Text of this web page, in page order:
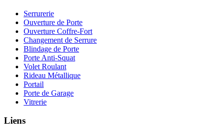
Serrurerie
Ouverture de Porte
Ouverture Coffre-Fort
Changement de Serrure
Blindage de Porte
Porte Anti-Squat
Volet Roulant
Rideau Métallique
Portail
Porte de Garage
Vitrerie
Liens